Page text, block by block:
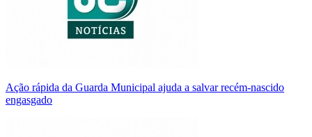
Ação rápida da Guarda Municipal ajuda a salvar recém-nascido
engasgado